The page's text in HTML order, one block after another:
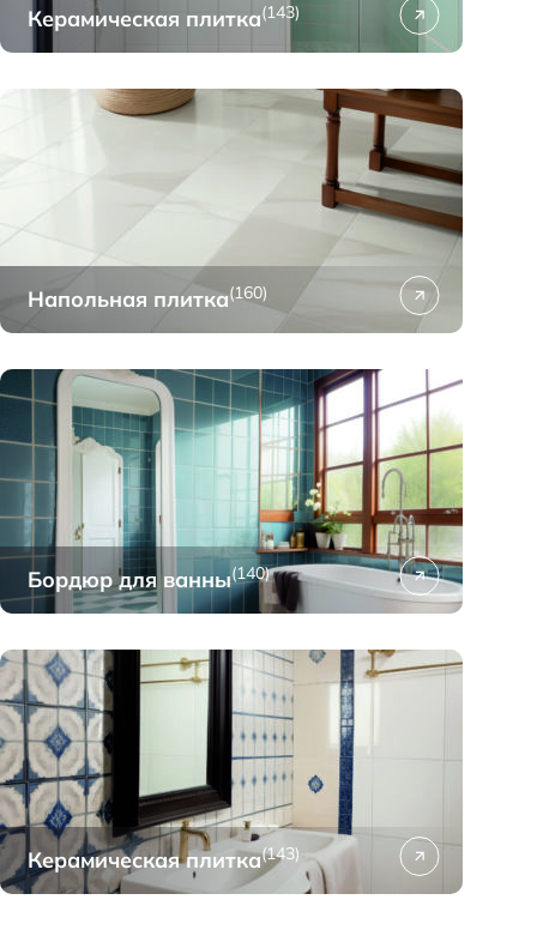
Керамическая плитка(143)
Напольная плитка(160)
Бордюр для ванны(140)
Керамическая плитка(143)